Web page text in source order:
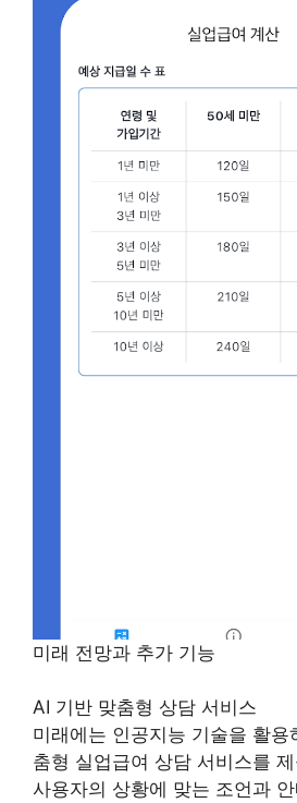
미래 전망과 추가 기능
AI 기반 맞춤형 상담 서비스
미래에는 인공지능 기술을 활
춤형 실업급여 상담 서비스를
사용자의 상황에 맞는 조언과